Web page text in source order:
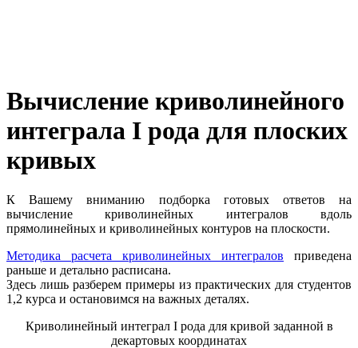
Вычисление криволинейного
интеграла I рода для плоских
кривых
К Вашему вниманию подборка готовых ответов на
вычисление криволинейных интегралов вдоль
прямолинейных и криволинейных контуров на плоскости.
Методика расчета криволинейных интегралов приведена
раньше и детально расписана.
Здесь лишь разберем примеры из практических для студентов
1,2 курса и остановимся на важных деталях.
Криволинейный интеграл I рода для кривой заданной в
декартовых координатах